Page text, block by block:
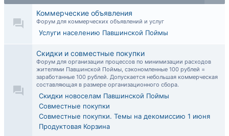
Коммерческие объявления
Форум для коммерческих объявлений и услуг
Услуги населению Павшинской Поймы
Скидки и совместные покупки
Форум для организации процессов по минимизации расходов
жителями Павшинской Поймы, сэкономленные 100 рублей =
заработанные 100 рублей. Допускается небольшая коммерческая
составляющая в размере организационного сбора.
Скидки новоселам Павшинской Поймы
Совместные покупки
Совместные покупки. Темы на декомиссию 1 июня
Продуктовая Корзина